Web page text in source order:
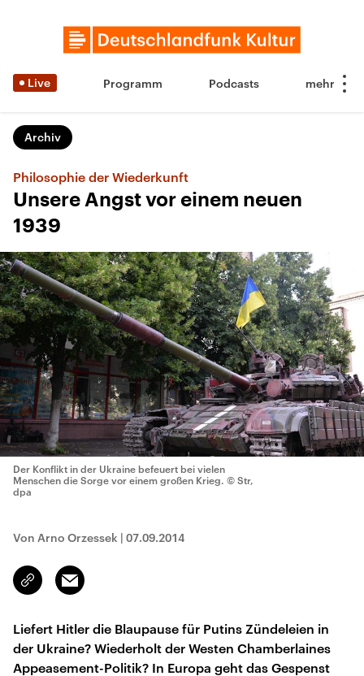
Live Programm Podcasts
Archiv
Philosophie der Wiederkunft
Unsere Angst vor einem neuen
1939
Der Konflikt in der Ukraine befeuert bei vielen
Menschen die Sorge vor einem großen Krieg. © Str,
dpa
Von Arno Orzessek | 07.09.2014
Link
kopieren/teilen
Email
Liefert Hitler die Blaupause für Putins Zündeleien in
der Ukraine? Wiederholt der Westen Chamberlaines
Appeasement-Politik? In Europa geht das Gespenst